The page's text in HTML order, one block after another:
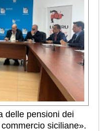
delle pensioni dei
siciliane».